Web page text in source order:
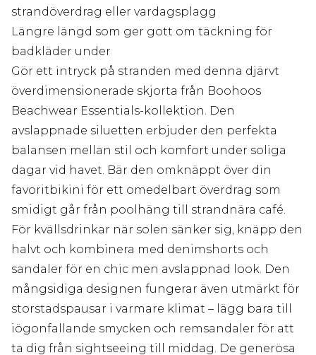
strandöverdrag eller vardagsplagg
Längre längd som ger gott om täckning för
badkläder under
Gör ett intryck på stranden med denna djärvt
överdimensionerade skjorta från Boohoos
Beachwear Essentials-kollektion. Den
avslappnade siluetten erbjuder den perfekta
balansen mellan stil och komfort under soliga
dagar vid havet. Bär den omknäppt över din
favoritbikini för ett omedelbart överdrag som
smidigt går från poolhäng till strandnära café.
För kvällsdrinkar när solen sänker sig, knäpp den
halvt och kombinera med denimshorts och
sandaler för en chic men avslappnad look. Den
mångsidiga designen fungerar även utmärkt för
storstadspausar i varmare klimat – lägg bara till
iögonfallande smycken och remsandaler för att
ta dig från sightseeing till middag. De generösa